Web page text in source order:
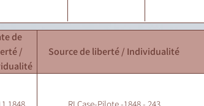
de
/
Source de liberté / Individualité